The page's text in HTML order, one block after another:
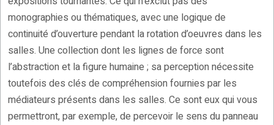
monographies ou thématiques, avec une logique de
continuité d’ouverture pendant la rotation d’oeuvres dans les
salles. Une collection dont les lignes de force sont
l’abstraction et la figure humaine ; sa perception nécessite
toutefois des clés de compréhension fournies par les
médiateurs présents dans les salles. Ce sont eux qui vous
permettront, par exemple, de percevoir le sens du panneau